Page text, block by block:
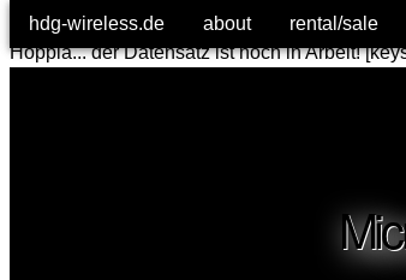
hdg-wireless.de about rental/sale
Datensatz: nicht vorhanden! [title25];
Hoppla... der Datensatz ist noch in Arbeit!
hdg-wireless.de about rental/sale